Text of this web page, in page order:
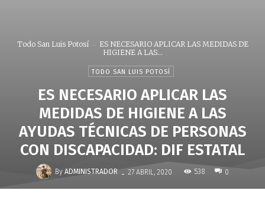
Todo San Luis Potosí
ES NECESARIO APLICAR LAS MEDIDAS DE
HIGIENE A LAS...
TODO SAN LUIS POTOSÍ
ES NECESARIO APLICAR LAS
MEDIDAS DE HIGIENE A LAS
AYUDAS TÉCNICAS DE PERSONAS
CON DISCAPACIDAD: DIF ESTATAL
By ADMINISTRADOR - 27 ABRIL, 2020 538 0